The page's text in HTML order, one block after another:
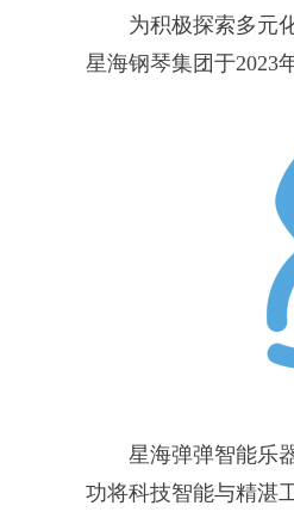
为积极探索多元化
星海钢琴集团于2023
星海弹弹智能乐器
功将科技智能与精湛